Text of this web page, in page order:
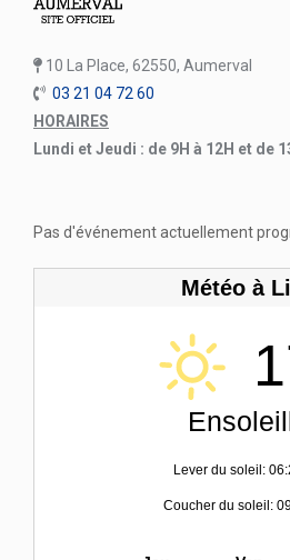
10 La Place, 62550, Aumerval
03 21 04 72 60
HORAIRES
Lundi et Jeudi : de 9H à 12H et de
Pas d'événement actuellement
Météo à
Lever du soleil:
Coucher du soleil: